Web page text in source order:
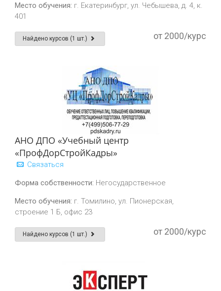
Место обучения: г. Екатеринбург, ул. Чебышева, д. 4, к.
401
Найдено курсов (1 шт.) от 2000/курс
АНО ДПО «Учебный центр
«ПрофДорСтройКадры»
Связаться
Форма собственности: Негосударственное
Место обучения: г. Томилино, ул. Пионерская,
строение 1 Б, офис 23
Найдено курсов (1 шт.) от 2000/курс